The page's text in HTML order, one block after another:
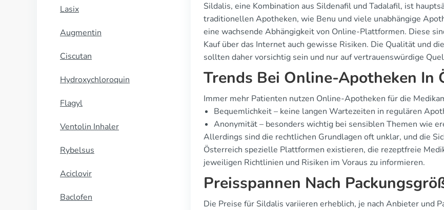
Lasix
Augmentin
Ciscutan
Hydroxychloroquin
Flagyl
Ventolin Inhaler
Rybelsus
Aciclovir
Baclofen
Sildalis, eine Kombination aus Sildenafil und Tadalafil, ist
traditionellen Apotheken, wie Benu und viele unabhängige
eine wachsende Abhängigkeit von Online-Plattformen. Diese
Kauf über das Internet auch gewisse Risiken. Die Qualität und
sollten daher vorsichtig sein und nur auf vertrauenswürdige
Trends Bei Online-Apotheken In
Immer mehr Patienten nutzen Online-Apotheken für die
Bequemlichkeit – keine langen Wartezeiten in regulären
Anonymität – besonders wichtig bei sensiblen Themen wie
Allerdings sind die rechtlichen Grundlagen oft unklar, und die
Österreich spezielle Plattformen existieren, die rezeptfreie
jeweiligen Richtlinien und Risiken im Voraus zu informieren.
Preisspannen Nach
Die Preise für Sildalis variieren erheblich, je nach Anbieter und